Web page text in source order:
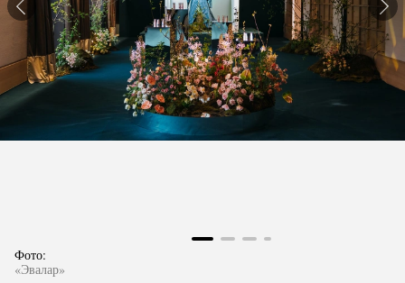
Фото:
«Эвалар»